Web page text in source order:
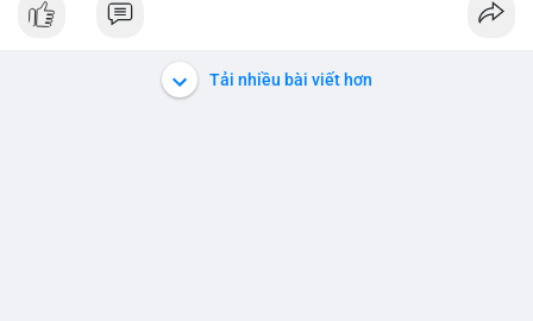
#152dot5btc
Tải nhiều bài viết hơn